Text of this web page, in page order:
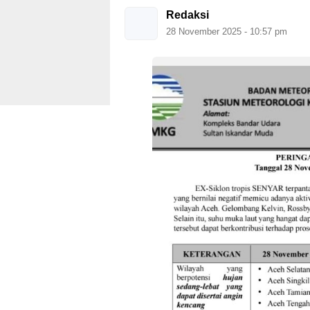
Redaksi
28 November 2025 - 10:57 pm